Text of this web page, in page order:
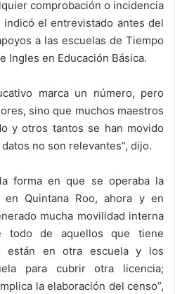
comprobación o incidencia
el entrevistado antes del
a las escuelas de Tiempo
Ingles en Educación Básica.
marca un número, pero
sino que muchos maestros
y otros tantos se han movido
no son relevantes”, dijo.
forma en que se operaba la
en Quintana Roo, ahora y en
mucha movilidad interna
todo de aquellos que tiene
están en otra escuela y los
para cubrir otra licencia;
la elaboración del censo”,